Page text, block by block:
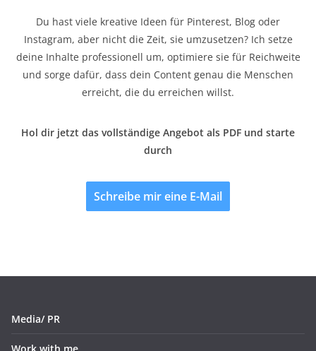
Du hast viele kreative Ideen für Pinterest, Blog oder
Instagram, aber nicht die Zeit, sie umzusetzen? Ich setze
deine Inhalte professionell um, optimiere sie für Reichweite
und sorge dafür, dass dein Content genau die Menschen
erreicht, die du erreichen willst.
Hol dir jetzt das vollständige Angebot als PDF und starte
durch
Schreibe mir eine E-Mail
Media/ PR